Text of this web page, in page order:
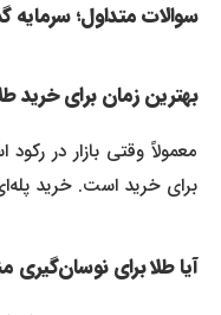
سوالات متداول؛ سرمایه‌
بهترین زمان برای خرید
معمولاً وقتی بازار در رکود
برای خرید است. خرید
آیا طلا برای نوسان‌گیری